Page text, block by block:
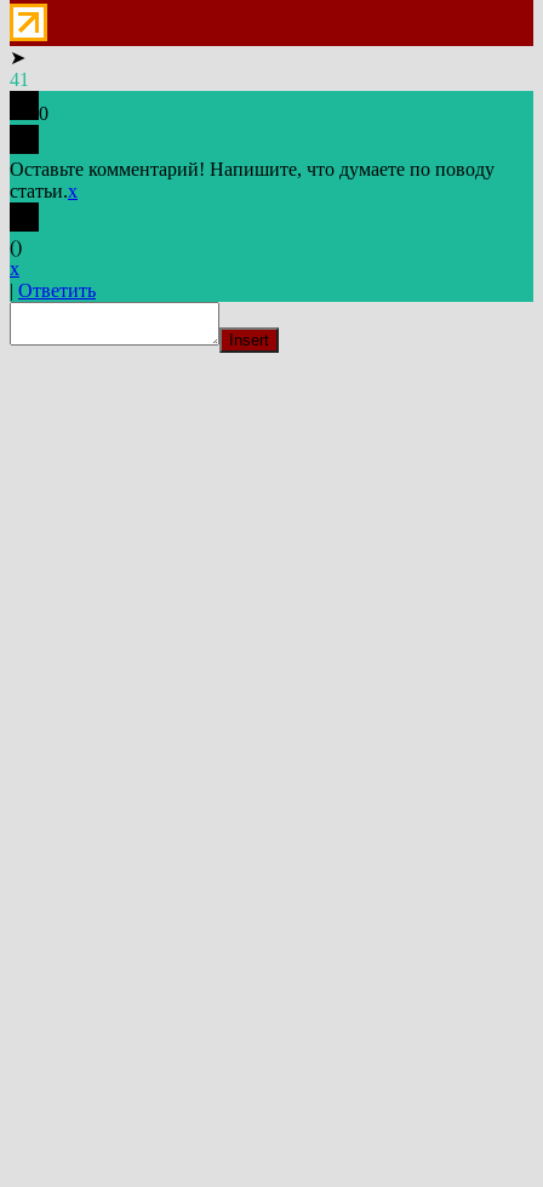
➤
41
0
Оставьте комментарий! Напишите, что думаете по поводу
статьи.x
()
x
| Ответить
Insert